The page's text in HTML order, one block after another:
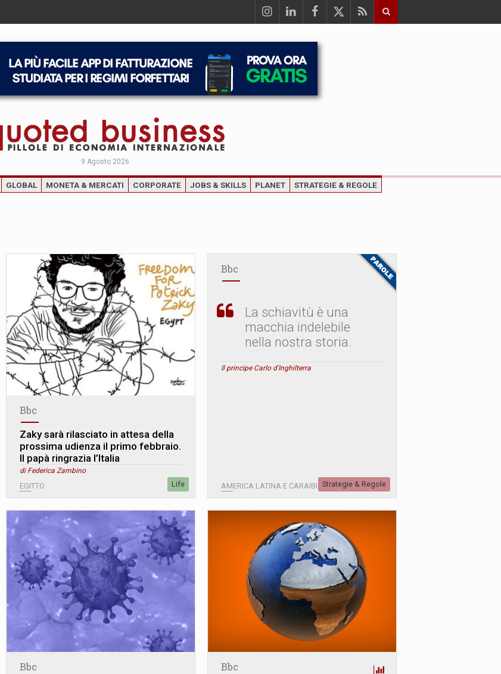
9 Agosto 2026
GLOBAL MONETA & MERCATI CORPORATE JOBS & SKILLS PLANET STRATEGIE & REGOLE
Bbc
Zaky sarà rilasciato in attesa della
prossima udienza il primo febbraio.
Il papà ringrazia l’Italia
di Federica Zambino
EGITTO Life
Bbc
La schiavitù è una
macchia indelebile
nella nostra storia.
Il principe Carlo d'Inghilterra
AMERICA LATINA E CARAIBI Strategie & Regole
Bbc Bbc